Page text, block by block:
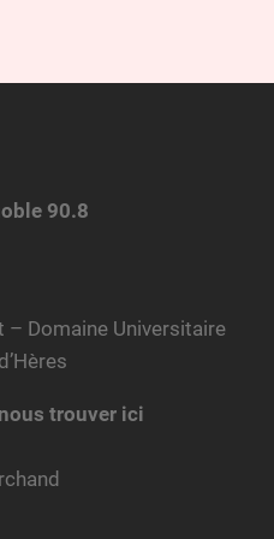
90.8
– Domaine Universitaire
trouver ici